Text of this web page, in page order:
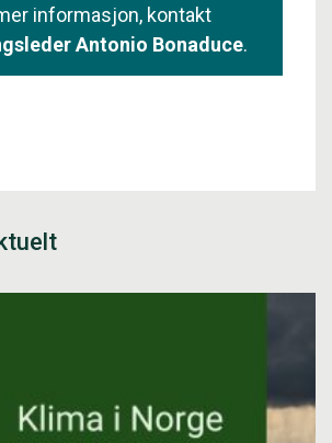
informasjon, kontakt
Antonio Bonaduce.